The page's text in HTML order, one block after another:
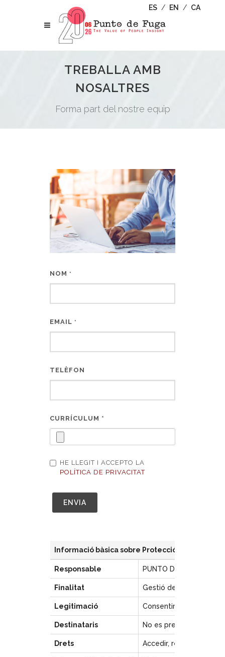
ES / EN / CA
TREBALLA AMB
NOSALTRES
Forma part del nostre equip
NOM *
EMAIL *
TELÈFON
CURRÍCULUM *
HE LLEGIT I ACCEPTO LA
POLÍTICA DE PRIVACITAT
Informació bàsica sobre Protecció de Dades
Responsable PUNTO DE FUGA
Finalitat Gestió de currículums
Legitimació Consentiment de
Destinataris No es preveuen
Drets Accedir, rectificar i